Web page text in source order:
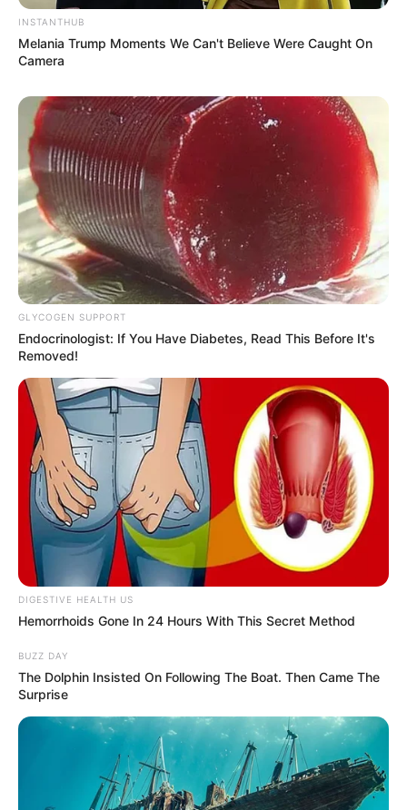
(foto: instagram.com/princessocess)
5. Dikenal sebagai pribadi yang peduli sesama. Ia pernah
beberapa kali menggalang dana untuk panti asuhan
FAQ
Dia adalah model asal Indonesia.
Siapa nama aslinya?
INSTANTHUB
Melania Trump Moments We Can't Believe Were Caught On
Camera
GLYCOGEN SUPPORT
Endocrinologist: If You Have Diabetes, Read This Before It's
Removed!
DIGESTIVE HEALTH US
Hemorrhoids Gone In 24 Hours With This Secret Method
BUZZ DAY
The Dolphin Insisted On Following The Boat. Then Came The
Surprise